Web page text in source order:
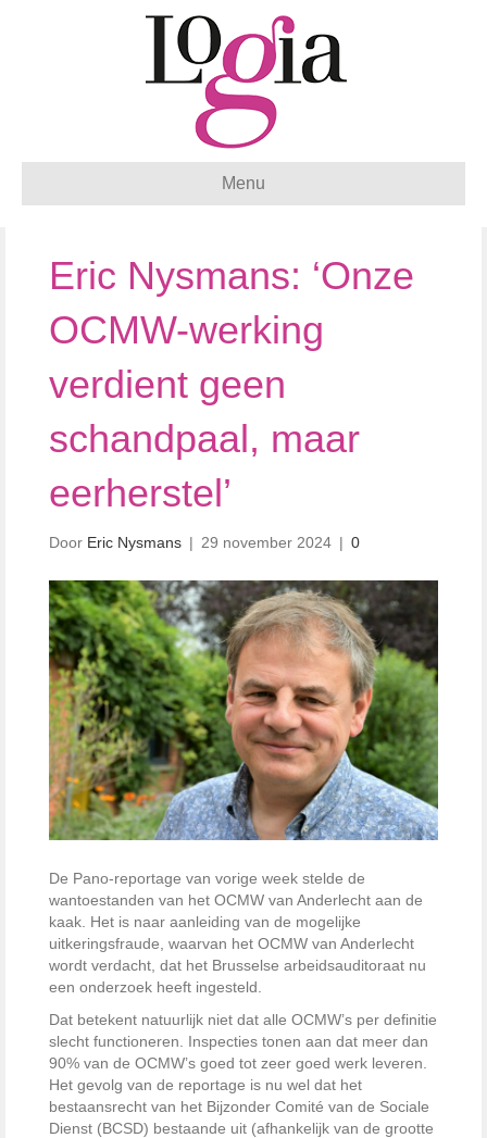
Menu
Eric Nysmans: ‘Onze
OCMW-werking
verdient geen
schandpaal, maar
eerherstel’
Door Eric Nysmans | 29 november 2024 | 0
De Pano-reportage van vorige week stelde de
wantoestanden van het OCMW van Anderlecht aan de
kaak. Het is naar aanleiding van de mogelijke
uitkeringsfraude, waarvan het OCMW van Anderlecht
wordt verdacht, dat het Brusselse arbeidsauditoraat nu
een onderzoek heeft ingesteld.
Dat betekent natuurlijk niet dat alle OCMW’s per definitie
slecht functioneren. Inspecties tonen aan dat meer dan
90% van de OCMW’s goed tot zeer goed werk leveren.
Het gevolg van de reportage is nu wel dat het
bestaansrecht van het Bijzonder Comité van de Sociale
Dienst (BCSD) bestaande uit (afhankelijk van de grootte